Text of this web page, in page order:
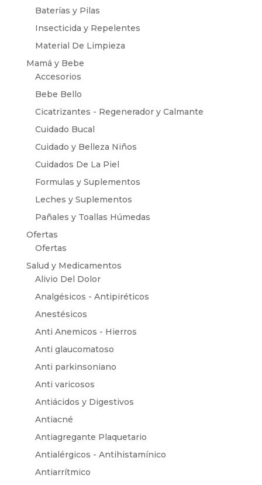
Baterías y Pilas
Insecticida y Repelentes
Material De Limpieza
Mamá y Bebe
Accesorios
Bebe Bello
Cicatrizantes - Regenerador y Calmante
Cuidado Bucal
Cuidado y Belleza Niños
Cuidados De La Piel
Formulas y Suplementos
Leches y Suplementos
Pañales y Toallas Húmedas
Ofertas
Ofertas
Salud y Medicamentos
Alivio Del Dolor
Analgésicos - Antipiréticos
Anestésicos
Anti Anemicos - Hierros
Anti glaucomatoso
Anti parkinsoniano
Anti varicosos
Antiácidos y Digestivos
Antiacné
Antiagregante Plaquetario
Antialérgicos - Antihistamínico
Antiarrítmico